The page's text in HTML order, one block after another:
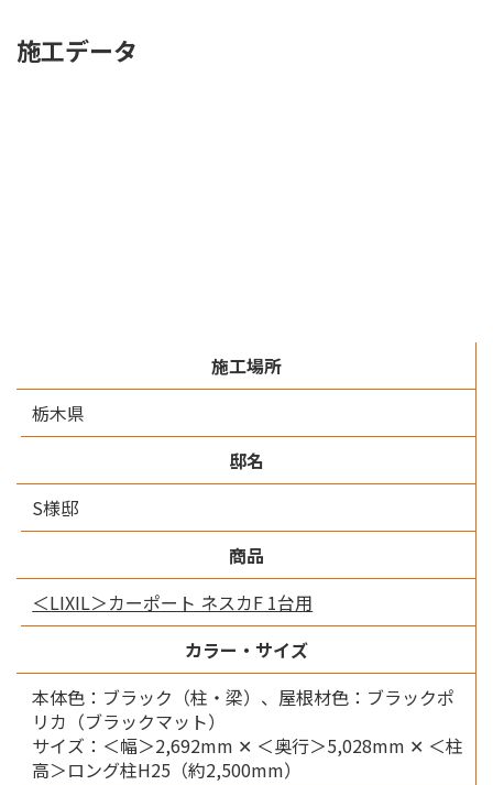
施工データ
施工場所
栃木県
邸名
S様邸
商品
＜LIXIL＞カーポート ネスカF 1台用
カラー・サイズ
本体色：ブラック（柱・梁）、屋根材色：ブラックポ
リカ（ブラックマット）
サイズ：＜幅＞2,692mm ✕ ＜奥行＞5,028mm ✕ ＜柱
高＞ロング柱H25（約2,500mm）